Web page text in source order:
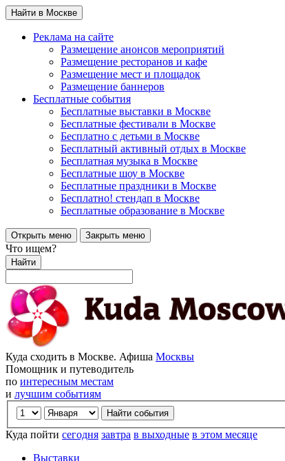
Найти в Москве
Реклама на сайте
Размещение анонсов мероприятий
Размещение ресторанов и кафе
Размещение мест и площадок
Размещение баннеров
Бесплатные события
Бесплатные выставки в Москве
Бесплатные фестивали в Москве
Бесплатно с детьми в Москве
Бесплатный активный отдых в Москве
Бесплатная музыка в Москве
Бесплатные шоу в Москве
Бесплатные праздники в Москве
Бесплатно! стендап в Москве
Бесплатные образование в Москве
Открыть меню Закрыть меню
Что ищем?
Найти
Куда сходить в Москве. Афиша Москвы
Помощник и путеводитель
по интересным местам
и лучшим событиям
Куда пойти сегодня завтра в выходные в этом месяце
Выставки